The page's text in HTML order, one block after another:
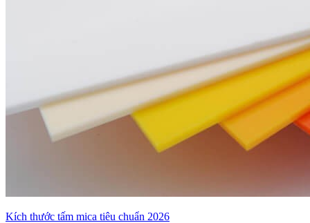
Kích thước tấm mica tiêu chuẩn 2026